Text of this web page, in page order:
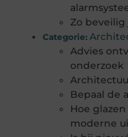
Zo
Categorie:
Advies
onderzoek
Bepaal de
Hoe
moderne